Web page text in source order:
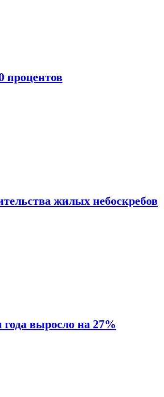
процентов
жилых небоскребов
года выросло на 27%